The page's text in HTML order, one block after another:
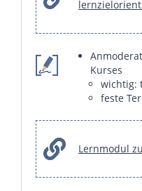
Kurses
wichtig:
feste
Lernmodul